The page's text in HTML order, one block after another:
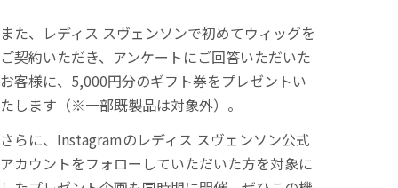
また、レディス スヴェンソンで初めてウィッグを
ご契約いただき、アンケートにご回答いただいた
お客様に、5,000円分のギフト券をプレゼントい
たします（※一部既製品は対象外）。
さらに、Instagramのレディス スヴェンソン公式
アカウントをフォローしていただいた方を対象に